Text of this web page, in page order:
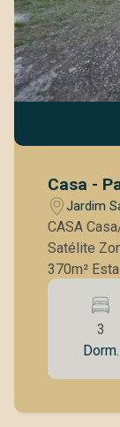
Casa -
Jardim
CASA Casa/Terreno Comercial no Jardim
Satélite
370m² Esta casa está localizada no Jardim
Satélite,
da cidade. Conheça um pouco mais das
características
370 m²
aclive -
Dormitórios - Banheiro - Sala - Copa -
3
Dorm.